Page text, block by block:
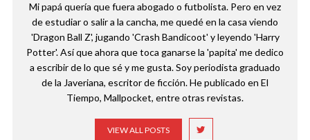
Mi papá quería que fuera abogado o futbolista. Pero en vez
de estudiar o salir a la cancha, me quedé en la casa viendo
'Dragon Ball Z', jugando 'Crash Bandicoot' y leyendo 'Harry
Potter'. Así que ahora que toca ganarse la 'papita' me dedico
a escribir de lo que sé y me gusta. Soy periodista graduado
de la Javeriana, escritor de ficción. He publicado en El
Tiempo, Mallpocket, entre otras revistas.
VIEW ALL POSTS